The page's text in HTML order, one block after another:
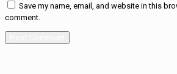
Save my name, email, and website in this
comment.